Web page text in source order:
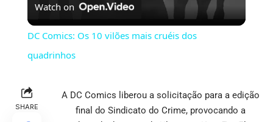
Video
Watch on
DC Comics: Os 10 vilões mais cruéis dos
quadrinhos
SHARE
A DC Comics liberou a solicitação para a edição
final do Sindicato do Crime, provocando a